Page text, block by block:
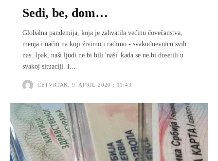
Sedi, be, dom…
Globalna pandemija, koja je zahvatila većinu čovečanstva,
menja i način na koji živimo i radimo - svakodnevnicu svih
nas. Ipak, naši ljudi ne bi bili 'naši' kada se ne bi dosetili u
svakoj situaciji. I...
ČETVRTAK, 9. APRIL 2020 : 11:43